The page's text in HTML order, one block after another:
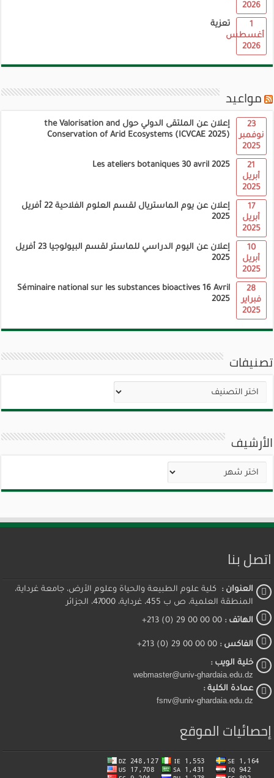
2026
تعزية
1
أغسطس
2026
مواعيد
إعلان عن الملتقى الدولي حول the Valorisation and
Conservation of Arid Ecosystems (ICVCAE 2025)
23
نوفمبر
2025
Les ateliers botaniques 30 avril 2025
21
أبريل
2025
إعلان عن يوم الماستريال لقسم العلوم الفلاحية 22 أفريل
2025
17
أبريل
2025
إعلان عن اليوم الدراسي للماستر لقسم البيولوجيا 23 أفريل
2025
10
أبريل
2025
Séminaire national sur les substances bioactives 16 Avril
2025
28
فبراير
2025
تصنيفات
تصنيفات
الأرشيف
الأرشيف
اتصل بنا
العنوان : كلية علوم الطبيعة والحياة وعلوم الأرض، جامعة غرداية،
المنطقة العلمية، ص ب 455، غرداية، 47000، الجزائر
الهاتف : 00 00 00 29 (0) 213+
الفاكس : 00 00 00 29 (0) 213+
خلية الويب :
webmaster@univ-ghardaia.edu.dz
عمادة الكلية :
fsnv@univ-ghardaia.edu.dz
إحصائيات الموقع